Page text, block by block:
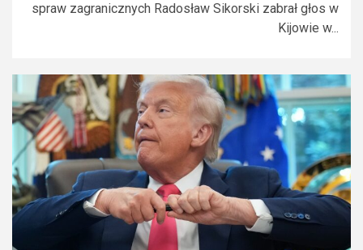
spraw zagranicznych Radosław Sikorski zabrał głos w
Kijowie w...